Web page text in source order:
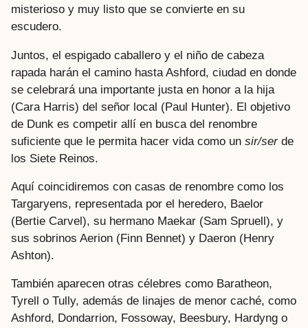
misterioso y muy listo que se convierte en su
escudero.
Juntos, el espigado caballero y el niño de cabeza
rapada harán el camino hasta Ashford, ciudad en donde
se celebrará una importante justa en honor a la hija
(Cara Harris) del señor local (Paul Hunter). El objetivo
de Dunk es competir allí en busca del renombre
suficiente que le permita hacer vida como un sir/ser de
los Siete Reinos.
Aquí coincidiremos con casas de renombre como los
Targaryens, representada por el heredero, Baelor
(Bertie Carvel), su hermano Maekar (Sam Spruell), y
sus sobrinos Aerion (Finn Bennet) y Daeron (Henry
Ashton).
También aparecen otras célebres como Baratheon,
Tyrell o Tully, además de linajes de menor caché, como
Ashford, Dondarrion, Fossoway, Beesbury, Hardyng o